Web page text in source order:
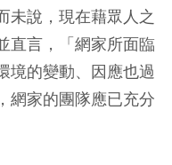
未說，現在藉眾人之
直言，「網家所面臨
境的變動、因應也過
網家的團隊應已充分